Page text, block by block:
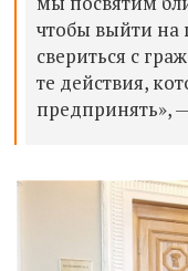
чтобы выйти
свериться с
те действия,
предпринять»,